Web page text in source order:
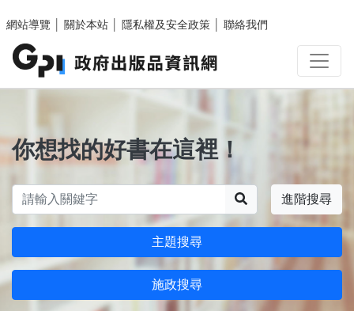
網站導覽
關於本站 隱私權及安全政策 聯絡我們
你想找的好書在這裡！
進階搜尋
主題搜尋
施政搜尋